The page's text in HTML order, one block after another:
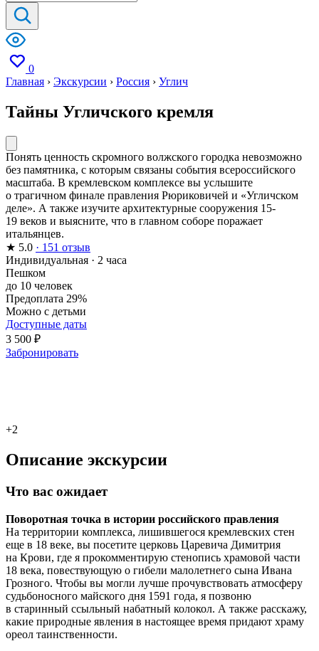
0
Главная › Экскурсии › Россия › Углич
Тайны Угличского кремля
Понять ценность скромного волжского городка невозможно
без памятника, с которым связаны события всероссийского
масштаба. В кремлевском комплексе вы услышите
о трагичном финале правления Рюриковичей и «Угличском
деле». А также изучите архитектурные сооружения 15-
19 веков и выясните, что в главном соборе поражает
итальянцев.
★ 5.0 · 151 отзыв
Индивидуальная · 2 часа
Пешком
до 10 человек
Предоплата 29%
Можно с детьми
Доступные даты
3 500 ₽
Забронировать
+2
Описание экскурсии
Что вас ожидает
Поворотная точка в истории российского правления
На территории комплекса, лишившегося кремлевских стен
еще в 18 веке, вы посетите церковь Царевича Димитрия
на Крови, где я прокомментирую стенопись храмовой части
18 века, повествующую о гибели малолетнего сына Ивана
Грозного. Чтобы вы могли лучше прочувствовать атмосферу
судьбоносного майского дня 1591 года, я позвоню
в старинный ссыльный набатный колокол. А также расскажу,
какие природные явления в настоящее время придают храму
ореол таинственности.